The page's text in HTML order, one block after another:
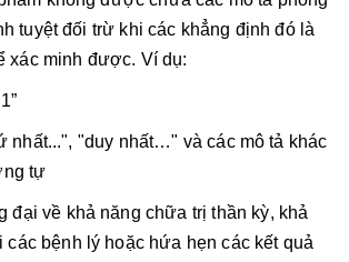
tuyệt đối trừ khi các khẳng định đó là
xác minh được. Ví dụ:
nhất...", "duy nhất…" và các mô tả khác
tự
đại về khả năng chữa trị thần kỳ, khả
các bệnh lý hoặc hứa hẹn các kết quả